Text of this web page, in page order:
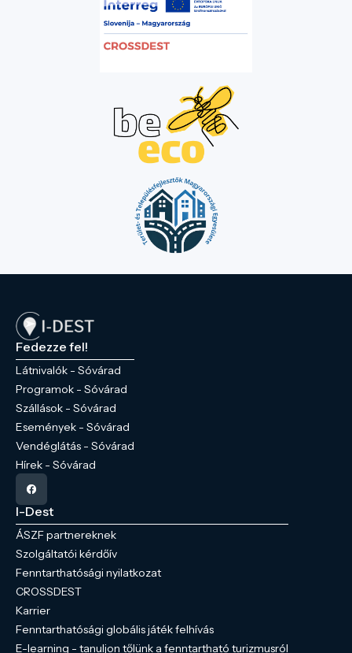
Fedezze fel!
Látnivalók - Sóvárad
Programok - Sóvárad
Szállások - Sóvárad
Események - Sóvárad
Vendéglátás - Sóvárad
Hírek - Sóvárad
I-Dest
ÁSZF partnereknek
Szolgáltatói kérdőív
Fenntarthatósági nyilatkozat
CROSSDEST
Karrier
Fenntarthatósági globális játék felhívás
E-learning - tanuljon tőlünk a fenntartható turizmusról